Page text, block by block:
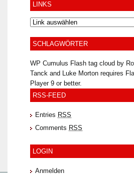
LINKS
SCHLAGWÖRTER
WP Cumulus Flash tag cloud by
Tanck and Luke Morton requires
Player9 or better.
RSS-FEED
Entries RSS
Comments RSS
LOGIN
Anmelden